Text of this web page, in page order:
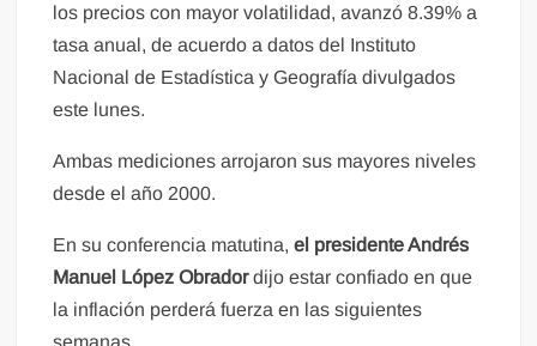
los precios con mayor volatilidad, avanzó 8.39% a
tasa anual, de acuerdo a datos del Instituto
Nacional de Estadística y Geografía divulgados
este lunes.
Ambas mediciones arrojaron sus mayores niveles
desde el año 2000.
En su conferencia matutina,el presidente Andrés
Manuel López Obradordijo estar confiado en que
la inflación perderá fuerza en las siguientes
semanas.